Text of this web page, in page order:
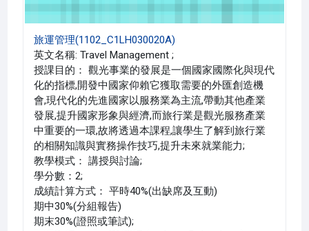
旅運管理(1102_C1LH030020A)
英文名稱: Travel Management ;
授課目的： 觀光事業的發展是一個國家國際化與現代
化的指標,開發中國家仰賴它獲取需要的外匯創造機
會,現代化的先進國家以服務業為主流,帶動其他產業
發展,提升國家形象與經濟,而旅行業是觀光服務產業
中重要的一環,故將透過本課程,讓學生了解到旅行業
的相關知識與實務操作技巧,提升未來就業能力;
教學模式： 講授與討論;
學分數：2;
成績計算方式： 平時40%(出缺席及互動)
期中30%(分組報告)
期末30%(證照或筆試);